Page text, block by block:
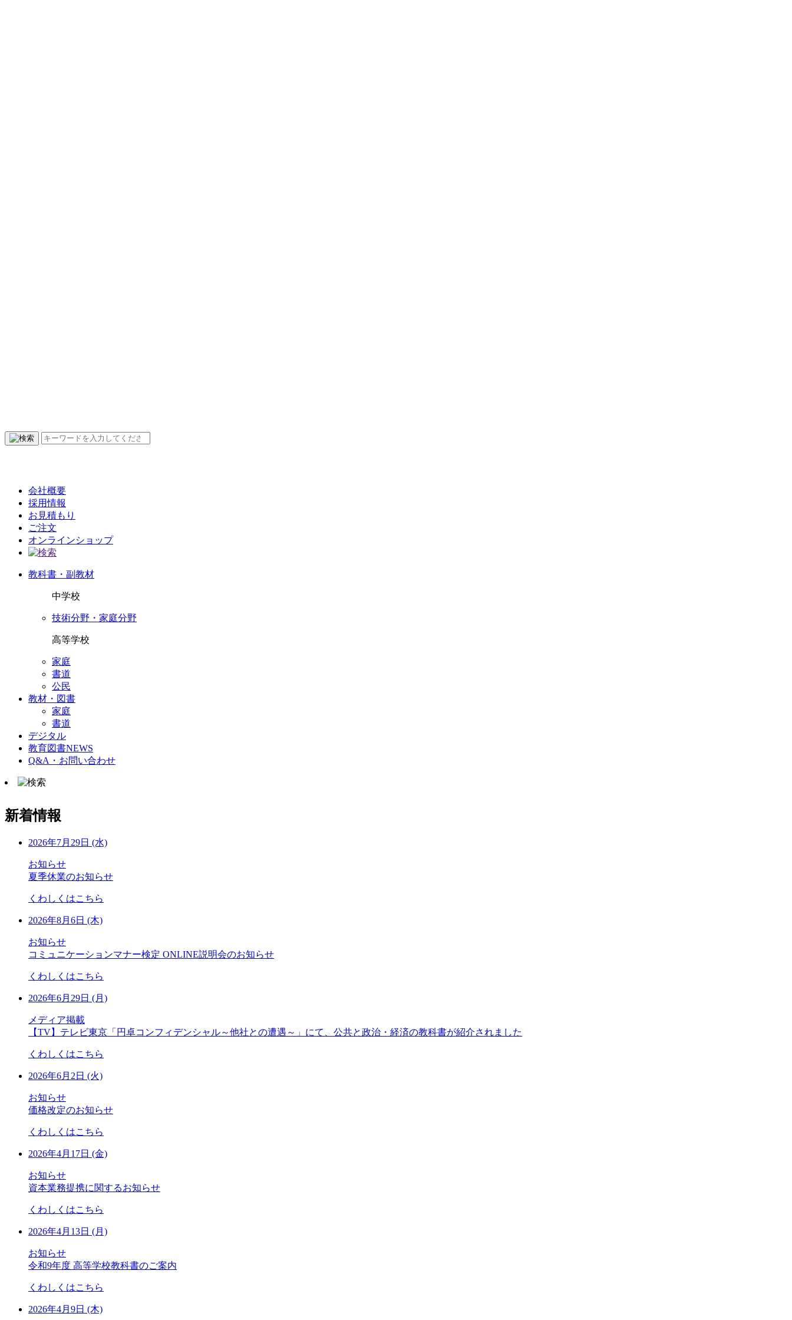
会社概要
採用情報
お見積もり
ご注文
オンラインショップ
教科書・副教材
中学校
技術分野・家庭分野
高等学校
家庭
書道
公民
教材・図書
家庭
書道
デジタル
教育図書NEWS
Q&A・お問い合わせ
新着情報
2026年7月29日 (水)
お知らせ
夏季休業のお知らせ
くわしくはこちら
2026年8月6日 (木)
お知らせ
コミュニケーションマナー検定 ONLINE説明会のお知らせ
くわしくはこちら
2026年6月29日 (月)
メディア掲載
【TV】テレビ東京「円卓コンフィデンシャル～他社との遭遇～」にて、公共と政治・経済の教科書が紹介されました
くわしくはこちら
2026年6月2日 (火)
お知らせ
価格改定のお知らせ
くわしくはこちら
2026年4月17日 (金)
お知らせ
資本業務提携に関するお知らせ
くわしくはこちら
2026年4月13日 (月)
お知らせ
令和9年度 高等学校教科書のご案内
くわしくはこちら
2026年4月9日 (木)